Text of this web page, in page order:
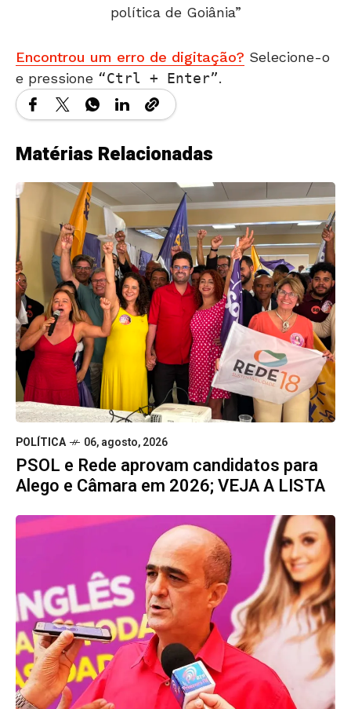
política de Goiânia”
Encontrou um erro de digitação? Selecione-o
e pressione
Ctrl + Enter .
Matérias Relacionadas
POLÍTICA 06, agosto, 2026
PSOL e Rede aprovam candidatos para
Alego e Câmara em 2026; VEJA A LISTA